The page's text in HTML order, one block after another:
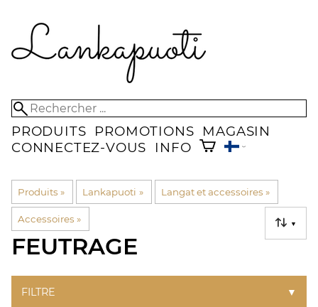
PRODUITS PROMOTIONS
MAGASIN
CONNECTEZ-VOUS
INFO
Produits ‪» Lankapuoti ‪» Langat et accessoires ‪»
Accessoires ‪» ▼
FEUTRAGE
FILTRE ▼